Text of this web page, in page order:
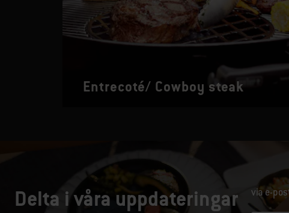
Entrecoté/ Cowboy steak
Delta i våra uppdateringar via e-